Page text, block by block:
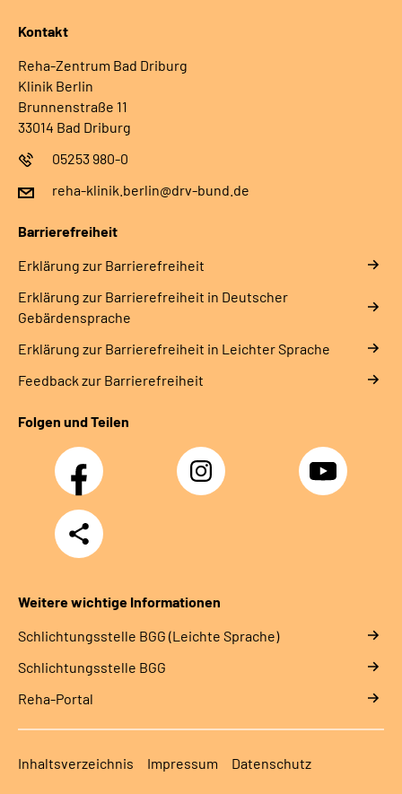
Kontakt
Reha-Zentrum Bad Driburg
Klinik Berlin
Brunnenstraße 11
33014 Bad Driburg
05253 980-0
reha-klinik.berlin@drv-bund.de
Barrierefreiheit
Erklärung zur Barrierefreiheit
Erklärung zur Barrierefreiheit in Deutscher
Gebärdensprache
Erklärung zur Barrierefreiheit in Leichter Sprache
Feedback zur Barrierefreiheit
Folgen und Teilen
Facebook Instagram YouTube
Teilen
Weitere wichtige Informationen
Schlich­tungs­stel­le BGG (Leichte Sprache)
Schlich­tungs­stel­le BGG
Reha-Portal
Inhaltsverzeichnis Impressum Datenschutz